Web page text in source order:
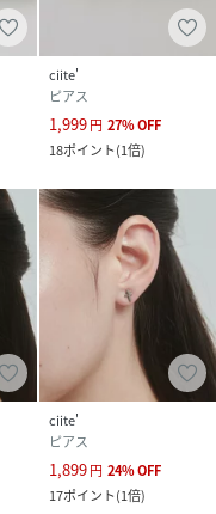
きにくい素材ではあ
きないことをお約束
ださいませ。またア
ciite'
ピアス
1,999円 27%OFF
18ポイント(1倍)
ciite'
ピアス
1,899円 24%OFF
17ポイント(1倍)